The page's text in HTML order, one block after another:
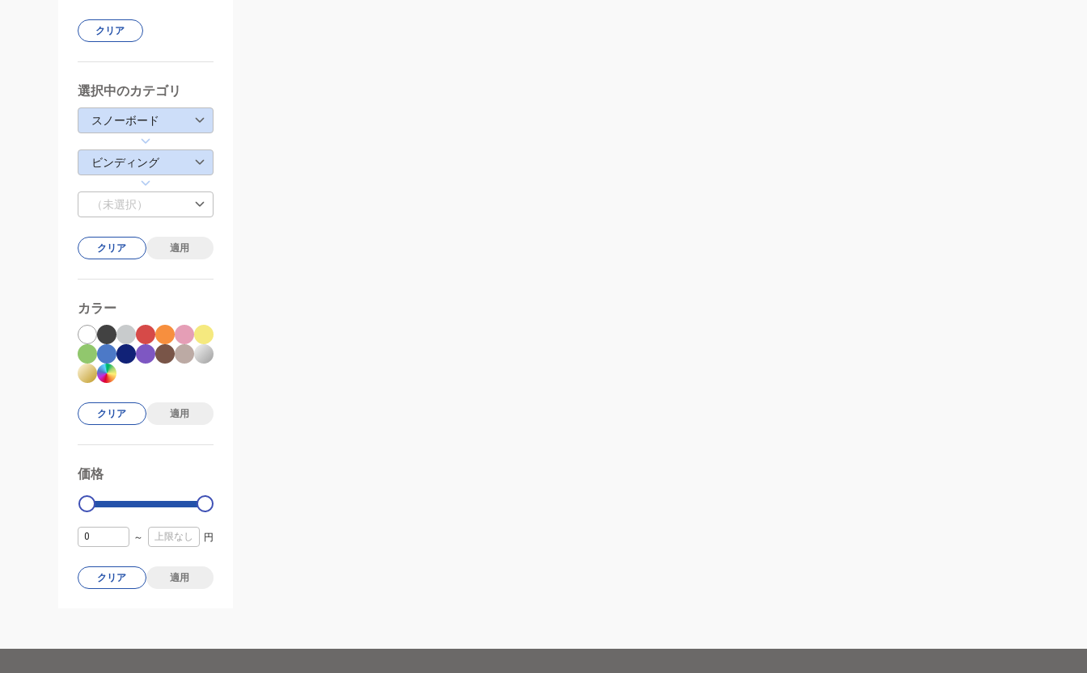
クリア
選択中のカテゴリ
スノーボード
ビンディング
（未選択）
クリア 適用
カラー
クリア 適用
価格
0
～ 円
クリア 適用